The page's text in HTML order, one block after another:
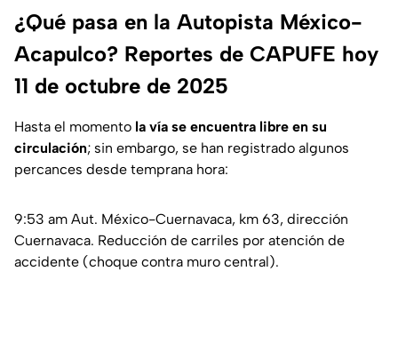
¿Qué pasa en la Autopista México-
Acapulco? Reportes de CAPUFE hoy
11 de octubre de 2025
Hasta el momento la vía se encuentra libre en su
circulación; sin embargo, se han registrado algunos
percances desde temprana hora:
9:53 am Aut. México-Cuernavaca, km 63, dirección
Cuernavaca. Reducción de carriles por atención de
accidente (choque contra muro central).